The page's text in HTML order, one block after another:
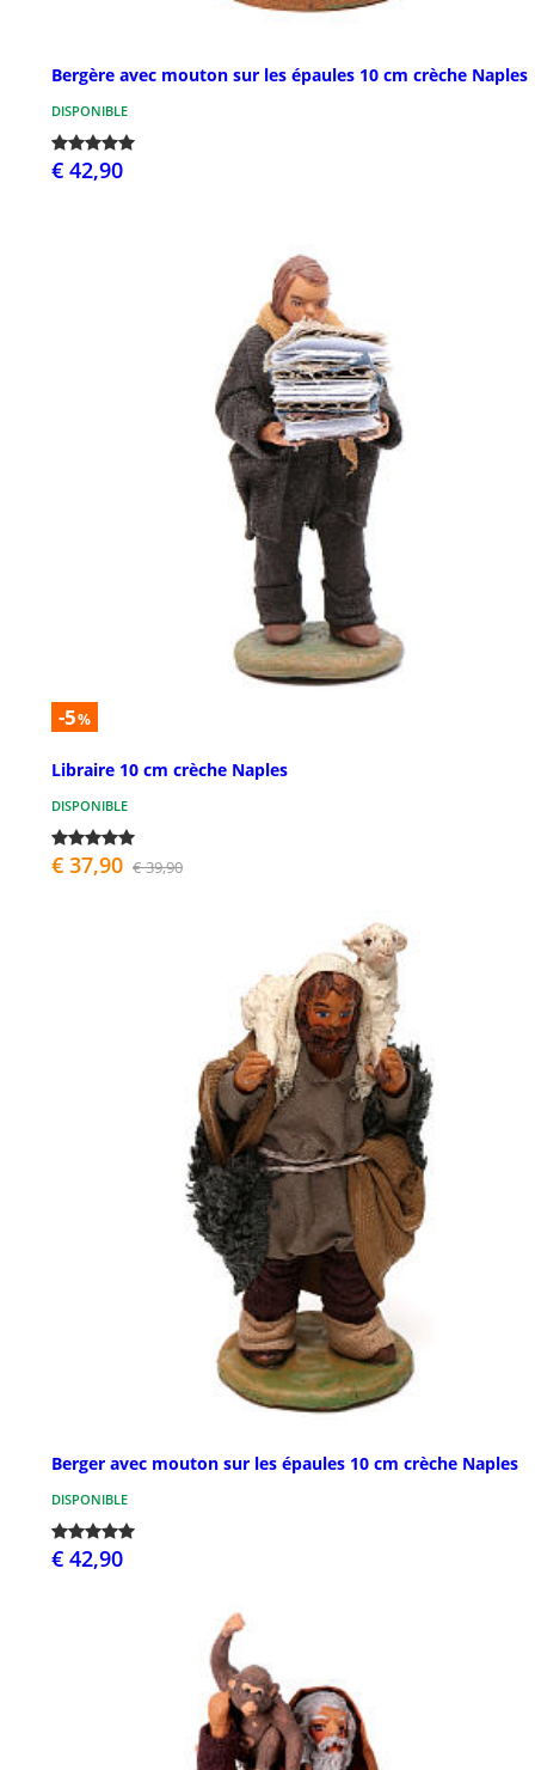
Bergère avec mouton sur les épaules 10 cm crèche Naples
DISPONIBLE
€ 42,90
-5%
Libraire 10 cm crèche Naples
DISPONIBLE
€ 37,90 € 39,90
Berger avec mouton sur les épaules 10 cm crèche Naples
DISPONIBLE
€ 42,90